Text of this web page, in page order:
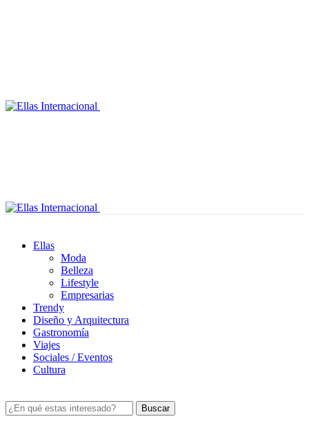
Ellas
Moda
Belleza
Lifestyle
Empresarias
Trendy
Diseño y Arquitectura
Gastronomía
Viajes
Sociales / Eventos
Cultura
Buscar